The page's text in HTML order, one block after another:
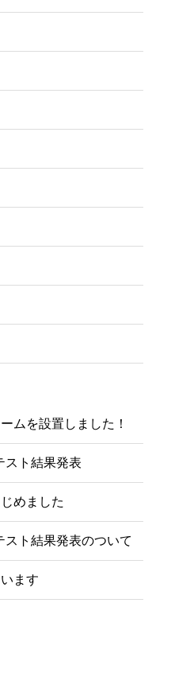
ムを設置しました！
スト結果発表
めました
スト結果発表のついて
ます